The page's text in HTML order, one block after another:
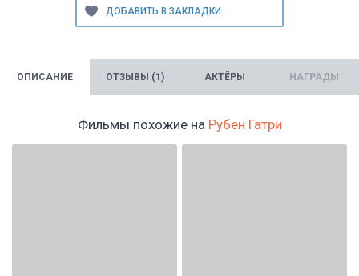
ОПИСАНИЕ ОТЗЫВЫ (1) АКТЁРЫ НАГРАДЫ
Фильмы похожие на Рубен Гатри